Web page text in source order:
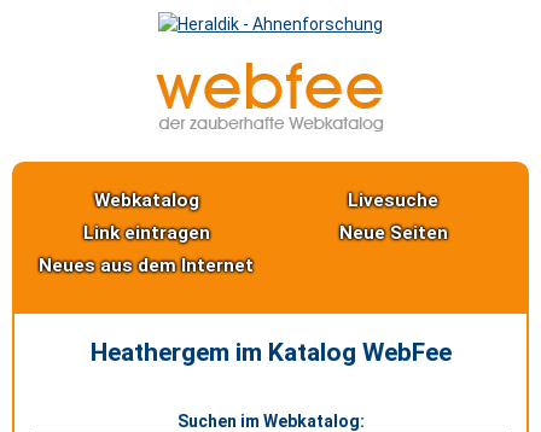
Webkatalog
Livesuche
Link eintragen
Neue Seiten
Neues aus dem Internet
Heathergem im Katalog WebFee
Suchen im Webkatalog: